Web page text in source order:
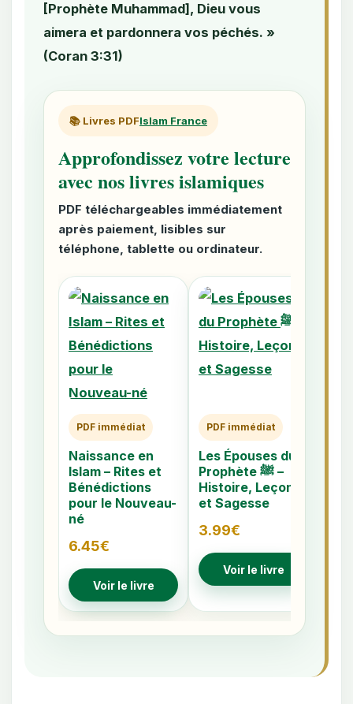
[Prophète Muhammad], Dieu vous
aimera et pardonnera vos péchés. »
(Coran 3:31)
📚 Livres PDFIslam France
Approfondissez votre lecture
avec nos livres islamiques
PDF téléchargeables immédiatement
après paiement, lisibles sur
téléphone, tablette ou ordinateur.
PDF immédiat
Naissance en
Islam – Rites et
Bénédictions
pour le Nouveau-
né
6.45€
Voir le livre
PDF immédiat
Les Épouses du
Prophète ﷺ –
Histoire, Leçons
et Sagesse
3.99€
Voir le livre